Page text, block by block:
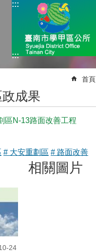
塊
:::
:::
首頁
成果
區N-13路面改善工程
# 大安重劃區 # 路面改善
相關圖片
24